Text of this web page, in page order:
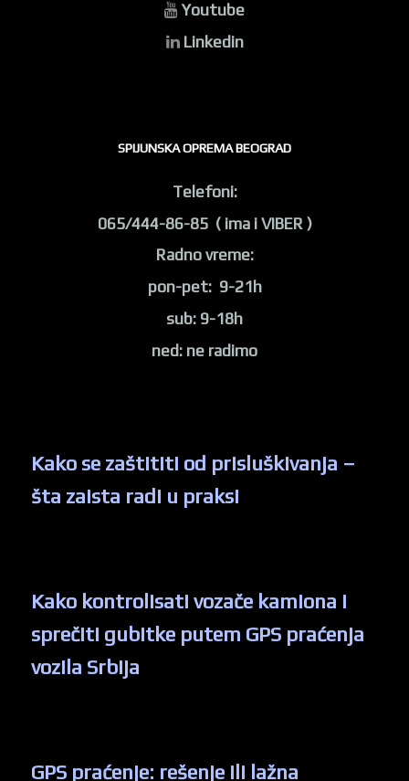
Youtube
Linkedin
SPIJUNSKA OPREMA BEOGRAD
Telefoni:
065/444-86-85 ( ima i VIBER )
Radno vreme:
pon-pet: 9-21h
sub: 9-18h
ned: ne radimo
Kako se zaštititi od prisluškivanja –
šta zaista radi u praksi
Kako kontrolisati vozače kamiona i
sprečiti gubitke putem GPS praćenja
vozila Srbija
GPS praćenje: rešenje ili lažna